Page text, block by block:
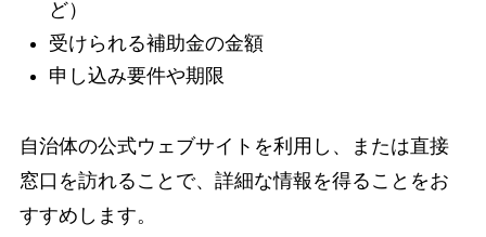
ど）
受けられる補助金の金額
申し込み要件や期限
自治体の公式ウェブサイトを利用し、または直接
窓口を訪れることで、詳細な情報を得ることをお
すすめします。